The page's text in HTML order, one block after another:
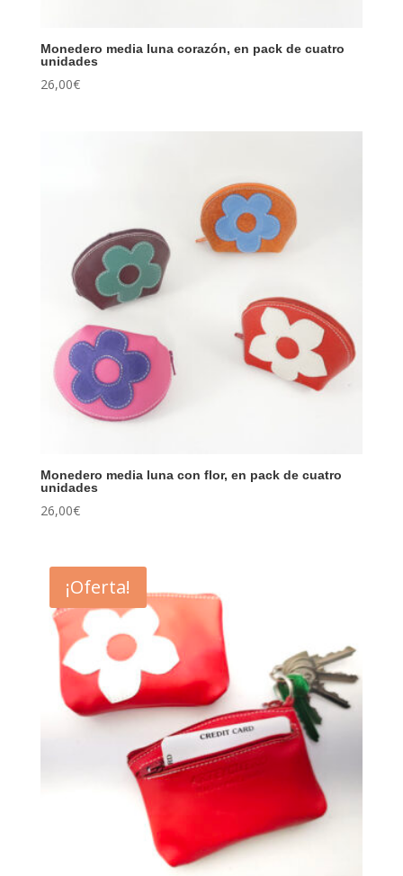
Monedero media luna corazón, en pack de cuatro
unidades
26,00€
Monedero media luna con flor, en pack de cuatro
unidades
26,00€
¡Oferta!